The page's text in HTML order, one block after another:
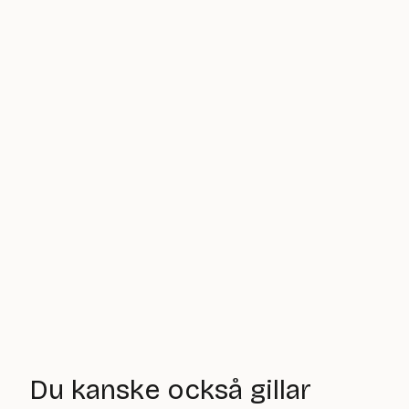
Du kanske också gillar